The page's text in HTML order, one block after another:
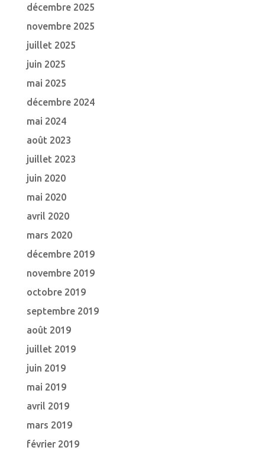
décembre 2025
novembre 2025
juillet 2025
juin 2025
mai 2025
décembre 2024
mai 2024
août 2023
juillet 2023
juin 2020
mai 2020
avril 2020
mars 2020
décembre 2019
novembre 2019
octobre 2019
septembre 2019
août 2019
juillet 2019
juin 2019
mai 2019
avril 2019
mars 2019
février 2019